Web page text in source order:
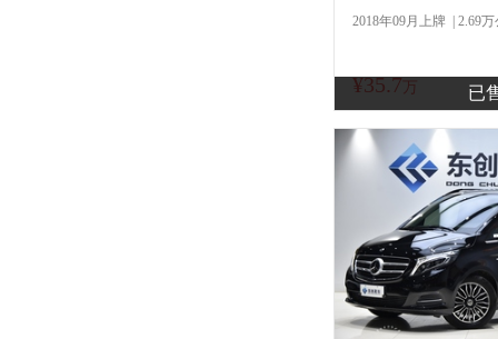
已
2018年09月上牌 | 2.69
¥35.7 万 商